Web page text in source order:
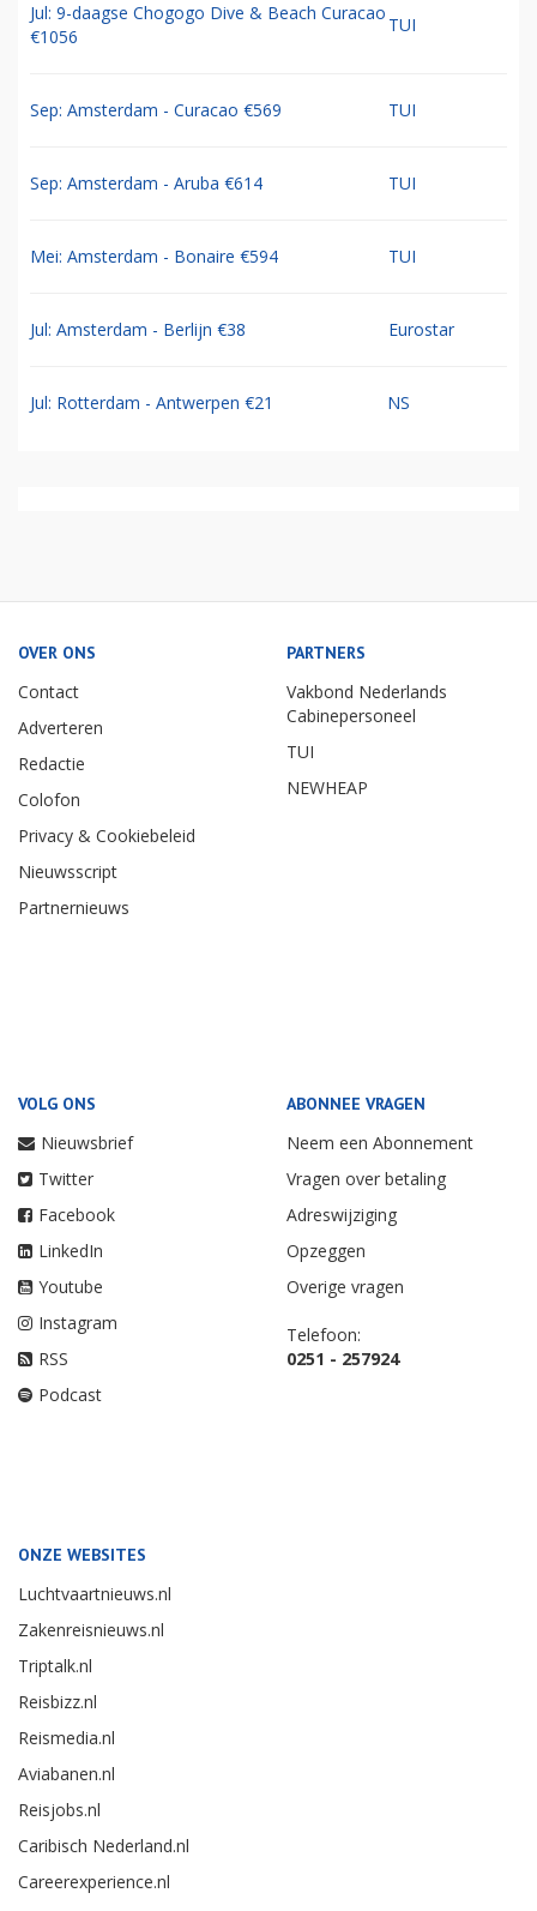
Jul: 9-daagse Chogogo Dive & Beach Curacao
€1056
TUI
Sep: Amsterdam - Curacao €569 TUI
Sep: Amsterdam - Aruba €614 TUI
Mei: Amsterdam - Bonaire €594 TUI
Jul: Amsterdam - Berlijn €38 Eurostar
Jul: Rotterdam - Antwerpen €21 NS
OVER ONS
Contact
Adverteren
Redactie
Colofon
Privacy & Cookiebeleid
Nieuwsscript
Partnernieuws
PARTNERS
Vakbond Nederlands
Cabinepersoneel
TUI
NEWHEAP
VOLG ONS
Nieuwsbrief
Twitter
Facebook
LinkedIn
Youtube
Instagram
RSS
Podcast
ABONNEE VRAGEN
Neem een Abonnement
Vragen over betaling
Adreswijziging
Opzeggen
Overige vragen
Telefoon:
0251 - 257924
ONZE WEBSITES
Luchtvaartnieuws.nl
Zakenreisnieuws.nl
Triptalk.nl
Reisbizz.nl
Reismedia.nl
Aviabanen.nl
Reisjobs.nl
Caribisch Nederland.nl
Careerexperience.nl